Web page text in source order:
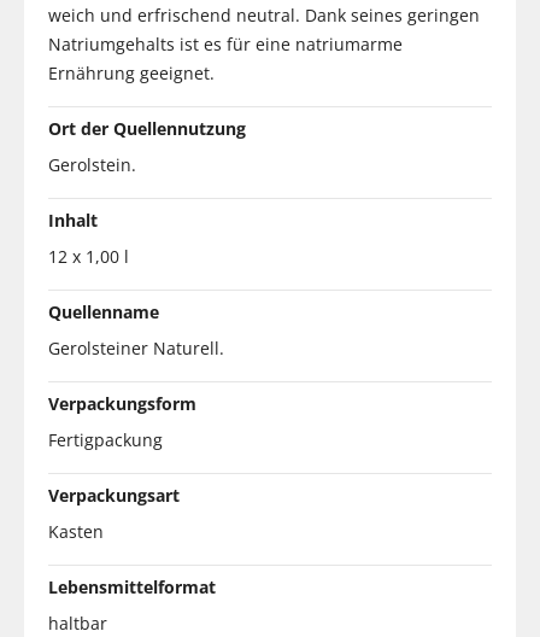
weich und erfrischend neutral. Dank seines geringen
Natriumgehalts ist es für eine natriumarme
Ernährung geeignet.
Ort der Quellennutzung
Gerolstein.
Inhalt
12 x 1,00 l
Quellenname
Gerolsteiner Naturell.
Verpackungsform
Fertigpackung
Verpackungsart
Kasten
Lebensmittelformat
haltbar